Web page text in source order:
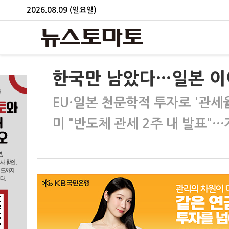
2026.08.09 (일요일)
한국만 남았다…일본
EU·일본 천문학적 투자로 '관
미 "반도체 관세 2주 내 발표"…